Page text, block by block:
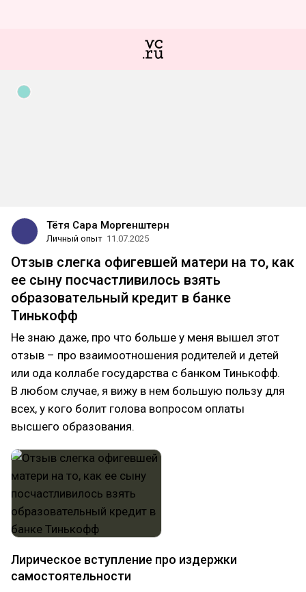
Тётя Сара Моргенштерн
Личный опыт 11.07.2025
Отзыв слегка офигевшей матери на то, как
ее сыну посчастливилось взять
образовательный кредит в банке
Тинькофф
Не знаю даже, про что больше у меня вышел этот
отзыв – про взаимоотношения родителей и детей
или ода коллабе государства с банком Тинькофф.
В любом случае, я вижу в нем большую пользу для
всех, у кого болит голова вопросом оплаты
высшего образования.
Лирическое вступление про издержки
самостоятельности